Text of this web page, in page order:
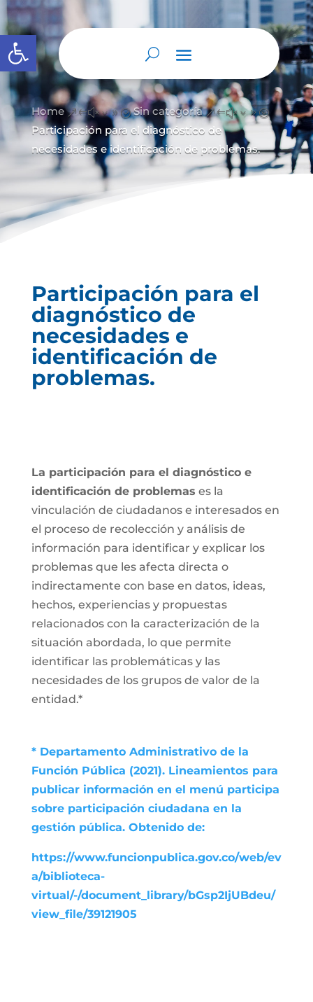
Abrir barra de herramientas
Home &#x39; Sin categoría &#x39;
Participación para el diagnóstico de
necesidades e identificación de problemas.
Participación para el
diagnóstico de
necesidades e
identificación de
problemas.
La participación para el diagnóstico e
identificación de problemas es la
vinculación de ciudadanos e interesados en
el proceso de recolección y análisis de
información para identificar y explicar los
problemas que les afecta directa o
indirectamente con base en datos, ideas,
hechos, experiencias y propuestas
relacionados con la caracterización de la
situación abordada, lo que permite
identificar las problemáticas y las
necesidades de los grupos de valor de la
entidad.*
* Departamento Administrativo de la
Función Pública (2021). Lineamientos para
publicar información en el menú participa
sobre participación ciudadana en la
gestión pública. Obtenido de:
https://www.funcionpublica.gov.co/web/ev
a/biblioteca-
virtual/-/document_library/bGsp2IjUBdeu/
view_file/39121905